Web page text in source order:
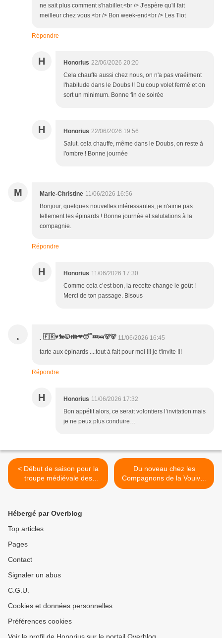
ne sait plus comment s'habiller.<br /> J'espère qu'il fait
meilleur chez vous.<br /> Bon week-end<br /> Les Tiot
Répondre
H Honorius 22/06/2026 20:20
Cela chauffe aussi chez nous, on n'a pas vraéiment
l'habitude dans le Doubs !! Du coup volet fermé et on
sort un minimum. Bonne fin de soirée
H Honorius 22/06/2026 19:56
Salut. cela chauffe, même dans le Doubs, on reste à
l'ombre ! Bonne journée
M Marie-Christine 11/06/2026 16:56
Bonjour, quelques nouvelles intéressantes, je n'aime pas
tellement les épinards ! Bonne journée et salutations à la
compagnie.
Répondre
H Honorius 11/06/2026 17:30
Comme cela c’est bon, la recette change le goût !
Merci de ton passage. Bisous
¸ 🇫🇷♥️🐎😾👪❤😴💤🛌🐻🐻 11/06/2026 16:45
tarte aux épinards ....tout à fait pour moi !!! je t'invite !!!
Répondre
H Honorius 11/06/2026 17:32
Bon appétit alors, ce serait volontiers l’invitation mais
je ne peux plus conduire…
< Début de saison pour la
troupe médiévale des
Compagnons de la Vouivre
Du noveau chez les
Compagnons de la Vouivre
>
Hébergé par Overblog
Top articles
Pages
Contact
Signaler un abus
C.G.U.
Cookies et données personnelles
Préférences cookies